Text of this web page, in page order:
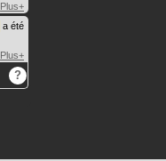
Plus+
a été
Plus+
?